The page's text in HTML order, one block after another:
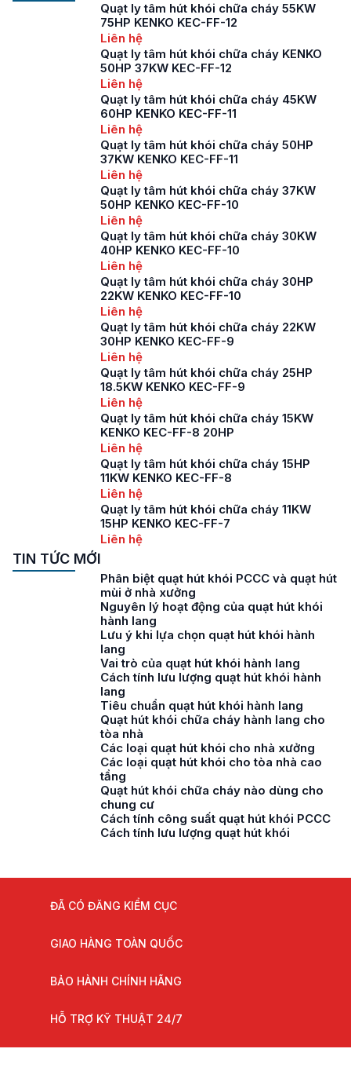
Quạt ly tâm hút khói chữa cháy 55KW
75HP KENKO KEC-FF-12
Liên hệ
Quạt ly tâm hút khói chữa cháy KENKO
50HP 37KW KEC-FF-12
Liên hệ
Quạt ly tâm hút khói chữa cháy 45KW
60HP KENKO KEC-FF-11
Liên hệ
Quạt ly tâm hút khói chữa cháy 50HP
37KW KENKO KEC-FF-11
Liên hệ
Quạt ly tâm hút khói chữa cháy 37KW
50HP KENKO KEC-FF-10
Liên hệ
Quạt ly tâm hút khói chữa cháy 30KW
40HP KENKO KEC-FF-10
Liên hệ
Quạt ly tâm hút khói chữa cháy 30HP
22KW KENKO KEC-FF-10
Liên hệ
Quạt ly tâm hút khói chữa cháy 22KW
30HP KENKO KEC-FF-9
Liên hệ
Quạt ly tâm hút khói chữa cháy 25HP
18.5KW KENKO KEC-FF-9
Liên hệ
Quạt ly tâm hút khói chữa cháy 15KW
KENKO KEC-FF-8 20HP
Liên hệ
Quạt ly tâm hút khói chữa cháy 15HP
11KW KENKO KEC-FF-8
Liên hệ
Quạt ly tâm hút khói chữa cháy 11KW
15HP KENKO KEC-FF-7
Liên hệ
TIN TỨC MỚI
Phân biệt quạt hút khói PCCC và quạt hút
mùi ở nhà xưởng
Nguyên lý hoạt động của quạt hút khói
hành lang
Lưu ý khi lựa chọn quạt hút khói hành
lang
Vai trò của quạt hút khói hành lang
Cách tính lưu lượng quạt hút khói hành
lang
Tiêu chuẩn quạt hút khói hành lang
Quạt hút khói chữa cháy hành lang cho
tòa nhà
Các loại quạt hút khói cho nhà xưởng
Các loại quạt hút khói cho tòa nhà cao
tầng
Quạt hút khói chữa cháy nào dùng cho
chung cư
Cách tính công suất quạt hút khói PCCC
Cách tính lưu lượng quạt hút khói
ĐÃ CÓ ĐĂNG KIỂM CỤC
GIAO HÀNG TOÀN QUỐC
BẢO HÀNH CHÍNH HÃNG
HỖ TRỢ KỸ THUẬT 24/7